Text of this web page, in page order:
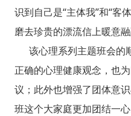
识到自己是“主体我”和“客
磨去珍贵的漂流信上暖意融
该心理系列主题班会的
正确的心理健康观念，也
议；此外也增强了团体意
班这个大家庭更加团结一心